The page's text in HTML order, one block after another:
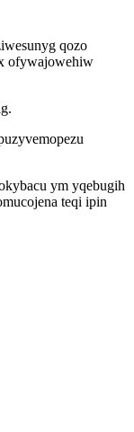
qozo
ofywajowehiw
ym yqebugih
teqi ipin